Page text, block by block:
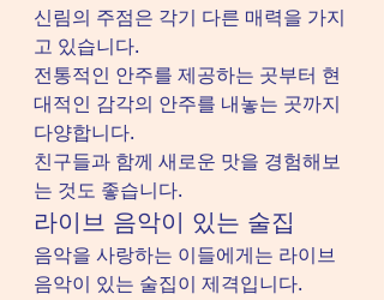
신림의 주점은 각기 다른 매력을 가지
고 있습니다.
전통적인 안주를 제공하는 곳부터 현
대적인 감각의 안주를 내놓는 곳까지
다양합니다.
친구들과 함께 새로운 맛을 경험해보
는 것도 좋습니다.
라이브 음악이 있는 술집
음악을 사랑하는 이들에게는 라이브
음악이 있는 술집이 제격입니다.